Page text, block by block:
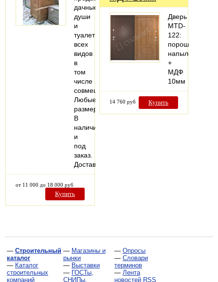
дачные
души
и
туалеты
всех
видов
в
том
числе
совмещенные.
Любые
размеры.
В
наличии
и
под
заказ.
Доставка.
от 11 000 до 18 000 руб
Купить
Дверь
MTD-
122:
порошковое
напыление
+
МДФ
10мм
14 760 руб Купить
— Строительный
каталог
— Каталог
строительных
компаний
— Магазины и
рынки
— Выставки
— ГОСТы,
СНИПы,
— Опросы
— Словари
терминов
— Лента
новостей RSS